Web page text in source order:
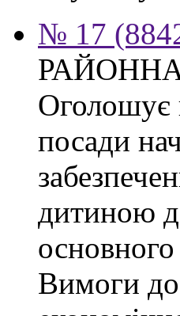
№ 17
Оголошує
посади
дитиною
Вимоги до